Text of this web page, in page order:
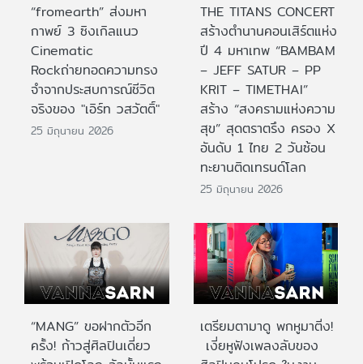
“fromearth” ส่งมหา
กาพย์ 3 ซิงเกิลแนว
Cinematic
Rockถ่ายทอดความทรง
จำจากประสบการณ์ชีวิต
จริงของ "เอิร์ท วสวัตติ์"
25 มิถุนายน 2026
THE TITANS CONCERT
สร้างตำนานคอนเสิร์ตแห่ง
ปี 4 มหาเทพ “BAMBAM
– JEFF SATUR – PP
KRIT – TIMETHAI”
สร้าง “สงครามแห่งความ
สุข” สุดตราตรึง ครอง X
อันดับ 1 ไทย 2 วันซ้อน
ทะยานติดเทรนด์โลก
25 มิถุนายน 2026
“MANG” ขอฝากตัวอีก
ครั้ง! ก้าวสู่ศิลปินเดี่ยว
เตรียมตามาดู พกหูมาติ่ง!
เงี่ยหูฟังเพลงลับของ